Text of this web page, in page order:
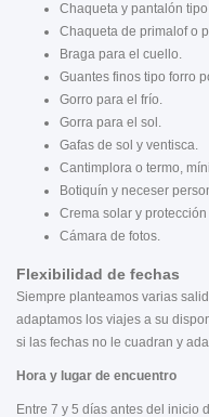
Chaqueta y pantalón
Chaqueta de primalof o
Braga para el cuello.
Guantes finos tipo forro
Gorro para el frío.
Gorra para el sol.
Gafas de sol y ventisca.
Cantimplora o termo,
Botiquín y neceser
Crema solar y
Cámara de fotos.
Flexibilidad de fechas
Siempre planteamos varias
adaptamos los viajes a su
si las fechas no le cuadran y
Hora y lugar de encuentro
Entre 7 y 5 días antes del inicio